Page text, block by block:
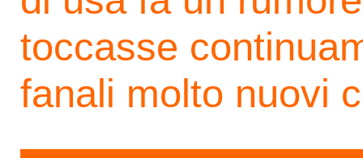
toccasse
fanali molto nuovi